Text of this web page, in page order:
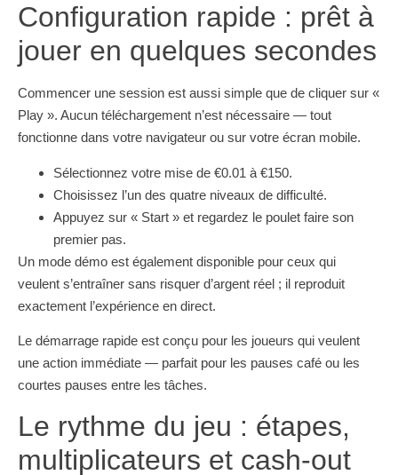
Configuration rapide : prêt à
jouer en quelques secondes
Commencer une session est aussi simple que de cliquer sur «
Play ». Aucun téléchargement n’est nécessaire — tout
fonctionne dans votre navigateur ou sur votre écran mobile.
Sélectionnez votre mise de €0.01 à €150.
Choisissez l’un des quatre niveaux de difficulté.
Appuyez sur « Start » et regardez le poulet faire son
premier pas.
Un mode démo est également disponible pour ceux qui
veulent s’entraîner sans risquer d’argent réel ; il reproduit
exactement l’expérience en direct.
Le démarrage rapide est conçu pour les joueurs qui veulent
une action immédiate — parfait pour les pauses café ou les
courtes pauses entre les tâches.
Le rythme du jeu : étapes,
multiplicateurs et cash‑out